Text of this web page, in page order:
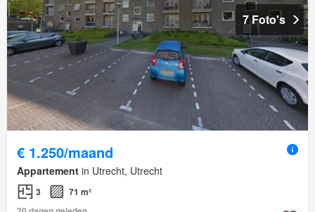
7 Foto's
€ 1.250/maand
Appartement in Utrecht, Utrecht
3
71 m²